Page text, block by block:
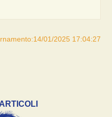
01/2025 17:04:27